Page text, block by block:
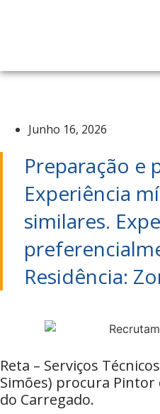
Junho 16, 2026
Preparação e
Experiência
similares.
Residência:
Reta – Serviços
Simões) procura Pintor
do Carregado.